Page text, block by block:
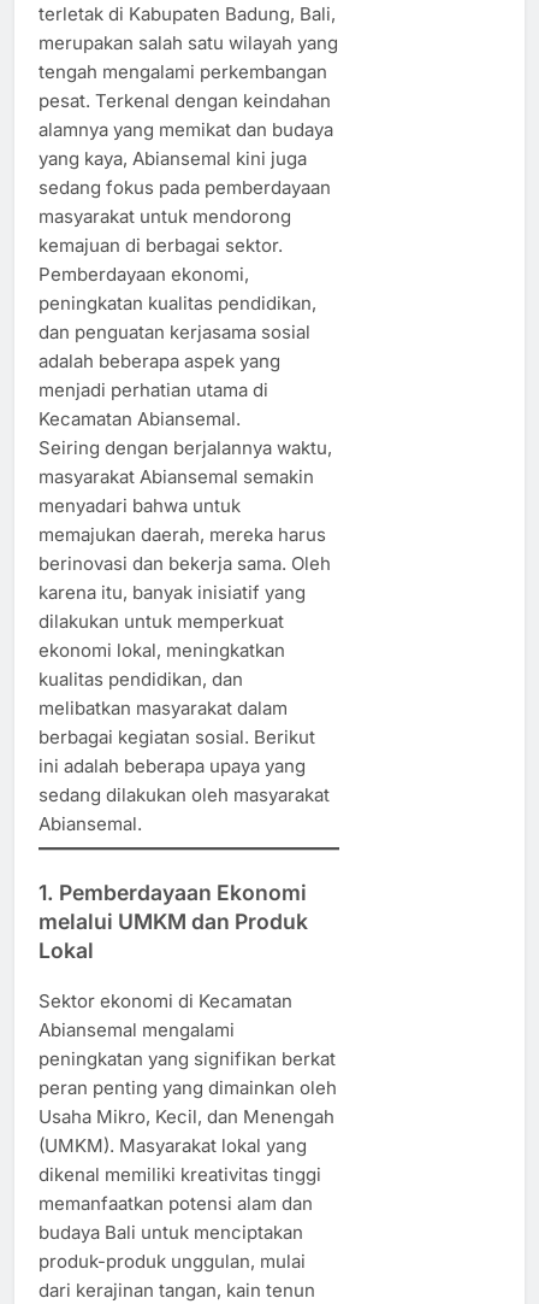
terletak di Kabupaten Badung, Bali,
merupakan salah satu wilayah yang
tengah mengalami perkembangan
pesat. Terkenal dengan keindahan
alamnya yang memikat dan budaya
yang kaya, Abiansemal kini juga
sedang fokus pada pemberdayaan
masyarakat untuk mendorong
kemajuan di berbagai sektor.
Pemberdayaan ekonomi,
peningkatan kualitas pendidikan,
dan penguatan kerjasama sosial
adalah beberapa aspek yang
menjadi perhatian utama di
Kecamatan Abiansemal.
Seiring dengan berjalannya waktu,
masyarakat Abiansemal semakin
menyadari bahwa untuk
memajukan daerah, mereka harus
berinovasi dan bekerja sama. Oleh
karena itu, banyak inisiatif yang
dilakukan untuk memperkuat
ekonomi lokal, meningkatkan
kualitas pendidikan, dan
melibatkan masyarakat dalam
berbagai kegiatan sosial. Berikut
ini adalah beberapa upaya yang
sedang dilakukan oleh masyarakat
Abiansemal.
1. Pemberdayaan Ekonomi
melalui UMKM dan Produk
Lokal
Sektor ekonomi di Kecamatan
Abiansemal mengalami
peningkatan yang signifikan berkat
peran penting yang dimainkan oleh
Usaha Mikro, Kecil, dan Menengah
(UMKM). Masyarakat lokal yang
dikenal memiliki kreativitas tinggi
memanfaatkan potensi alam dan
budaya Bali untuk menciptakan
produk-produk unggulan, mulai
dari kerajinan tangan, kain tenun